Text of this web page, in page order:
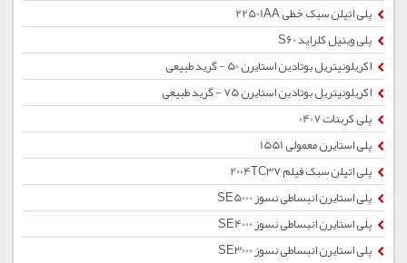
پلی اتیلن سبک خطی 22501AA
پلی وینیل کلراید S60
اکریلونیتریل بوتادین استایرن 50 - گرید طبیعی
اکریلونیتریل بوتادین استایرن 75 - گرید طبیعی
پلی کربنات 0407
پلی استایرن معمولی 1551
پلی اتیلن سبک فیلم 2004TC37
پلی استایرن انبساطی نسوز SE5000
پلی استایرن انبساطی نسوز SE4000
پلی استایرن انبساطی نسوز SE3000